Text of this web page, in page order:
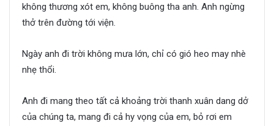
không thương xót em, không buông tha anh. Anh ngừng
thở trên đường tới viện.
Ngày anh đi trời không mưa lớn, chỉ có gió heo may nhè
nhẹ thổi.
Anh đi mang theo tất cả khoảng trời thanh xuân dang dở
của chúng ta, mang đi cả hy vọng của em, bỏ rơi em